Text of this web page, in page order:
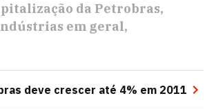
da Petrobras
em geral
deve crescer até 4% em 2011